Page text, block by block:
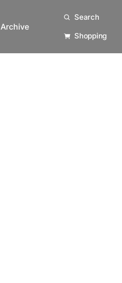
Archive
Search
Shopping